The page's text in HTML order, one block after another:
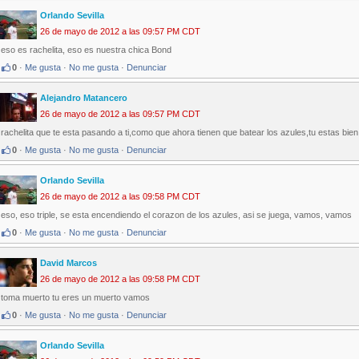
Orlando Sevilla
26 de mayo de 2012 a las 09:57 PM CDT
eso es rachelita, eso es nuestra chica Bond
0 · Me gusta · No me gusta · Denunciar
Alejandro Matancero
26 de mayo de 2012 a las 09:57 PM CDT
rachelita que te esta pasando a ti,como que ahora tienen que batear los azules,tu estas bien
0 · Me gusta · No me gusta · Denunciar
Orlando Sevilla
26 de mayo de 2012 a las 09:58 PM CDT
eso, eso triple, se esta encendiendo el corazon de los azules, asi se juega, vamos, vamos
0 · Me gusta · No me gusta · Denunciar
David Marcos
26 de mayo de 2012 a las 09:58 PM CDT
toma muerto tu eres un muerto vamos
0 · Me gusta · No me gusta · Denunciar
Orlando Sevilla